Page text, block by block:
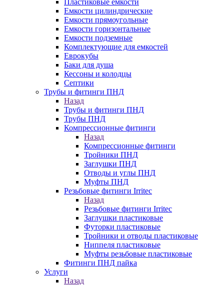
Пластиковые емкости
Емкости цилиндрические
Емкости прямоугольные
Емкости горизонтальные
Емкости подземные
Комплектующие для емкостей
Еврокубы
Баки для душа
Кессоны и колодцы
Септики
Трубы и фитинги ПНД
Назад
Трубы и фитинги ПНД
Трубы ПНД
Компрессионные фитинги
Назад
Компрессионные фитинги
Тройники ПНД
Заглушки ПНД
Отводы и углы ПНД
Муфты ПНД
Резьбовые фитинги Irritec
Назад
Резьбовые фитинги Irritec
Заглушки пластиковые
Футорки пластиковые
Тройники и отводы пластиковые
Ниппеля пластиковые
Муфты резьбовые пластиковые
Фитинги ПНД пайка
Услуги
Назад